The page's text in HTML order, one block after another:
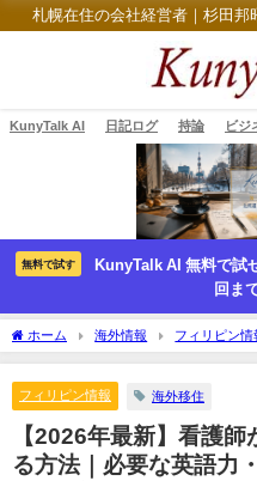
札幌在住の会社経営者｜杉田
KunyTalk AI 日記ログ 持論 ビジ
無料で試す
KunyTalk AI 無料で試
回ま
ホーム 海外情報 フィリピン情
職を実現する方法｜必要な英語力・求人
フィリピン情報 海外移住
【2026年最新】看護
る方法｜必要な英語力